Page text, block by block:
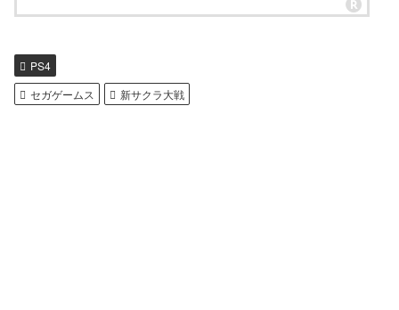
PS4
セガゲームス
新サクラ大戦